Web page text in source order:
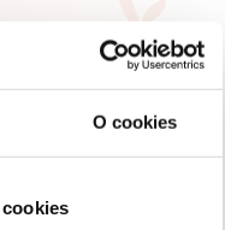
O cookies
sú navrhnuté tak,
montážnemu
sú vybavené
ďalších úprav.